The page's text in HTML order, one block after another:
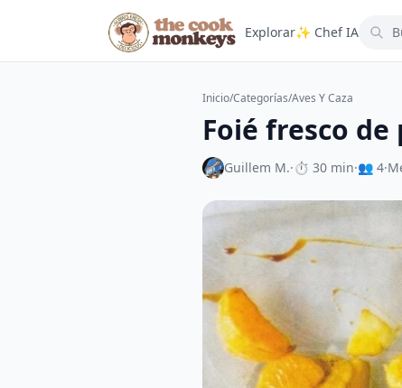
Explorar✨ Chef IA
Inicio/Categorías/Aves Y Caza
Foié fresco
Guillem M.·⏱ 30 min·👥 4·